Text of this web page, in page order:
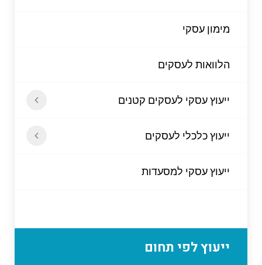
מימון עסקי
הלוואות לעסקים
ייעוץ עסקי לעסקים קטנים
ייעוץ כלכלי לעסקים
ייעוץ עסקי למסעדות
ייעוץ לפי תחום